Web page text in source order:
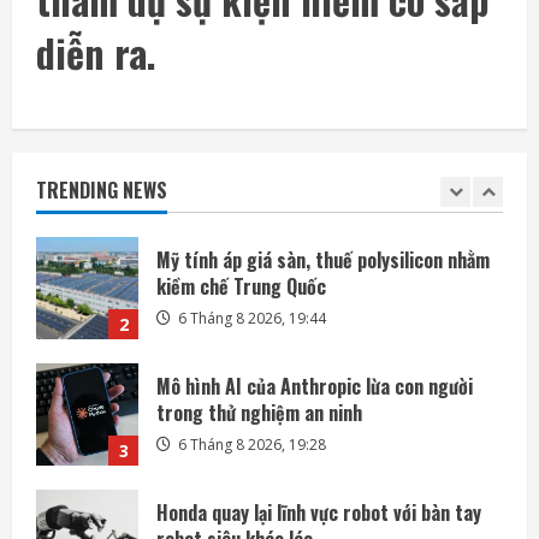
diễn ra.
TRENDING NEWS
1
Mảnh tên lửa SpaceX lao xuống Mặt Trăng
với tốc độ gần 8.700 km/h
2
Mỹ tính áp giá sàn, thuế polysilicon nhằm
3
Mô hình AI của Anthropic lừa con người
trong thử nghiệm an ninh
6 Tháng 8 2026, 19:28
4
Honda quay lại lĩnh vực robot với bàn tay
robot siêu khéo léo
6 Tháng 8 2026, 06:35
SpaceX phóng thêm 3 vệ tinh BlueBird kết